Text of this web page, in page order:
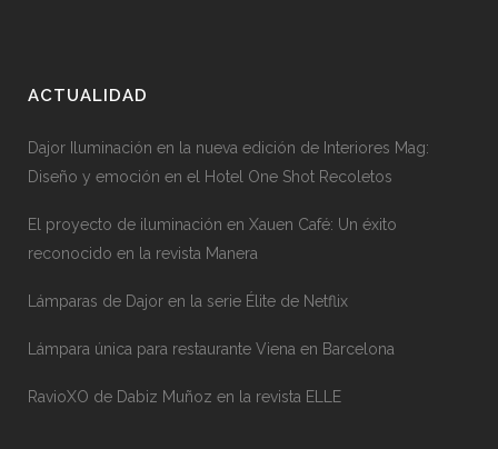
ACTUALIDAD
Dajor Iluminación en la nueva edición de Interiores Mag:
Diseño y emoción en el Hotel One Shot Recoletos
El proyecto de iluminación en Xauen Café: Un éxito
reconocido en la revista Manera
Lámparas de Dajor en la serie Élite de Netflix
Lámpara única para restaurante Viena en Barcelona
RavioXO de Dabiz Muñoz en la revista ELLE